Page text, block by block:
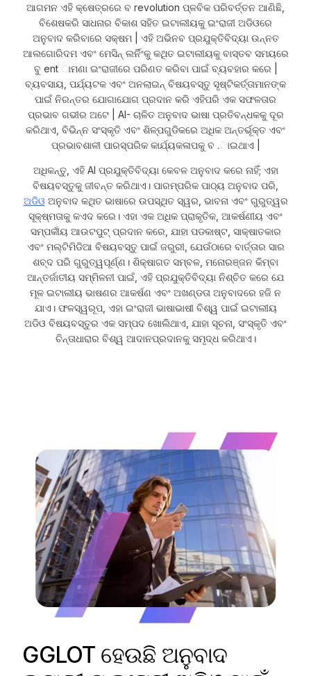
ଆଗମନ ଏହି କ୍ଷେତ୍ରରେ ବ revolution ପ୍ଳବିକ ପରିବର୍ତ୍ତନ ଆଣିଛି,
ବିଶେଷକରି ସାଧନାର ବିକାଶ ସହିତ ଇଟାଲୀୟକୁ ଇଂରାଜୀ ଅଡିଓରେ
ଅନୁବାଦ କରିବାରେ ସକ୍ଷମ | ଏହି ଅଭିନବ ପ୍ରଯୁକ୍ତିବିଦ୍ୟା ଉନ୍ନତ
ଆଲଗୋରିଦମ ଏବଂ ମେସିନ୍ ଲର୍ନିଂକୁ କଥିତ ଇଟାଲୀୟକୁ ବାସ୍ତବ ସମୟରେ
ବୁ ent ାମଣା ଇଂରାଜୀରେ ପରିଣତ କରିବା ପାଇଁ ବ୍ୟବହାର କରେ |
ବ୍ୟବସାୟ, ପର୍ଯ୍ୟଟକ ଏବଂ ଅନଲାଇନ୍ ବିଷୟବସ୍ତୁ ସୃଷ୍ଟିକର୍ତ୍ତାମାନଙ୍କ
ପାଇଁ ନିରନ୍ତର ଯୋଗାଯୋଗ ପ୍ରଦାନ କରି ଏହିପରି ଏକ ସଫଳତାର
ପ୍ରଭାବ ଗଭୀର ଅଟେ | AI- ଚାଳିତ ଅନୁବାଦ ଭାଷା ପ୍ରତିବନ୍ଧକକୁ ଦୂର
କରିଥାଏ, ବିଭିନ୍ନ ସଂସ୍କୃତି ଏବଂ ଶିଳ୍ପଗୁଡିକରେ ଅଧିକ ଅନ୍ତର୍ଭୂକ୍ତ ଏବଂ
ପ୍ରଭାବଶାଳୀ ପାରସ୍ପରିକ କାର୍ଯ୍ୟକଳାପକୁ ବ .ାଇଥାଏ |
ଅଧିକନ୍ତୁ, ଏହି AI ପ୍ରଯୁକ୍ତିବିଦ୍ୟା କେବଳ ଅନୁବାଦ କରେ ନାହିଁ; ଏହା
ବିଷୟବସ୍ତୁକୁ ଜୀବନ୍ତ କରିଥାଏ। ପାରମ୍ପରିକ ପାଠ୍ୟ ଅନୁବାଦ ପରି,
ଅଡିଓ ଅନୁବାଦ କଥିତ ଭାଷାରେ ଉପସ୍ଥିତ ସ୍ୱର, ଭାବନା ଏବଂ ଗୁରୁତ୍ୱର
ସୂକ୍ଷ୍ମତାକୁ କଏଦ କରେ। ଏହା ଏକ ଅଧିକ ପ୍ରାକୃତିକ, ଆକର୍ଷଣୀୟ ଏବଂ
ସମ୍ପର୍କୀୟ ଆଉଟପୁଟ୍ ପ୍ରଦାନ କରେ, ଯାହା ପଡକାଷ୍ଟ, ସାକ୍ଷାତକାର
ଏବଂ ମଲ୍ଟିମିଡିଆ ବିଷୟବସ୍ତୁ ପାଇଁ ଜରୁରୀ, ଯେଉଁଠାରେ ବାର୍ତ୍ତାର ସାର
ଶବ୍ଦ ପରି ଗୁରୁତ୍ୱପୂର୍ଣ୍ଣ। ଶିକ୍ଷାଗତ ସମ୍ବଳ, ମନୋରଞ୍ଜନ କିମ୍ବା
ଆନ୍ତର୍ଜାତୀୟ ସମ୍ମିଳନୀ ପାଇଁ, ଏହି ପ୍ରଯୁକ୍ତିବିଦ୍ୟା ନିଶ୍ଚିତ କରେ ଯେ
ମୂଳ ଇଟାଲୀୟ ଭାଷଣର ଆକର୍ଷଣ ଏବଂ ଅଖଣ୍ଡତା ଅନୁବାଦରେ ହଜି ନ
ଯାଏ। ଫଳସ୍ୱରୂପ, ଏହା ଇଂରାଜୀ ଭାଷାଭାଷୀ ବିଶ୍ୱ ପାଇଁ ଇଟାଲୀୟ
ଅଡିଓ ବିଷୟବସ୍ତୁର ଏକ ସମ୍ପଦ ଖୋଲିଥାଏ, ଯାହା ସୂଚନା, ସଂସ୍କୃତି ଏବଂ
ଚିନ୍ତାଧାରାର ବିଶ୍ୱ ଆଦାନପ୍ରଦାନକୁ ସମୃଦ୍ଧ କରିଥାଏ।
GGLOT ହେଉଛି ଅନୁବାଦ